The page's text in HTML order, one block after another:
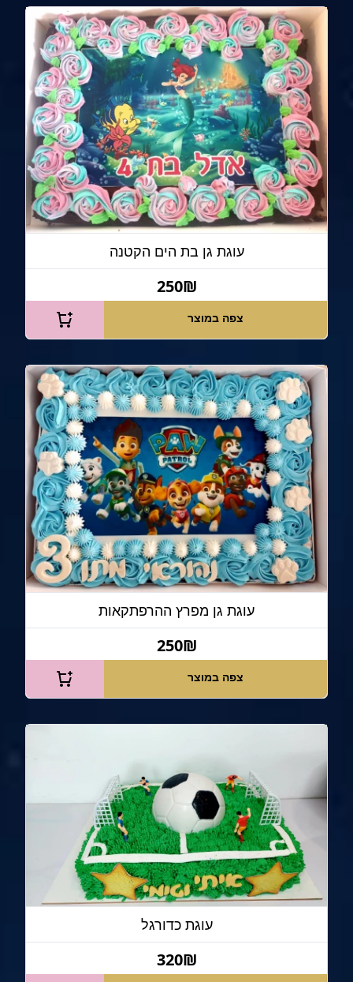
עוגת גן בת הים הקטנה
250₪
צפה במוצר
עוגת גן מפרץ ההרפתקאות
250₪
צפה במוצר
עוגת כדורגל
320₪